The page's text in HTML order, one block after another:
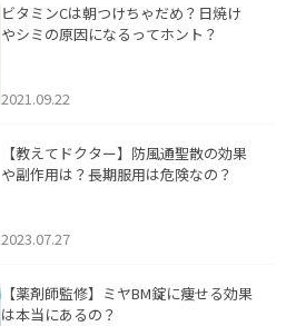
ビタミンCは朝つけちゃだめ？日焼け
やシミの原因になるってホント？
2021.09.22
【教えてドクター】防風通聖散の効果
や副作用は？長期服用は危険なの？
2023.07.27
【薬剤師監修】ミヤBM錠に痩せる効果
は本当にあるの？